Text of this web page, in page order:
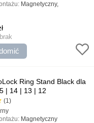
Magnetyczny,
domowe
cechy:
magnetyczne MagSafe,
design, Może być
stojak
Ring Stand Black dla
| 14 | 13 | 12
(1)
Magnetyczny